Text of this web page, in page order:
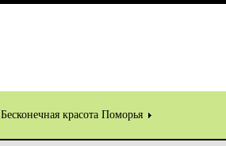
Бесконечная красота Поморья